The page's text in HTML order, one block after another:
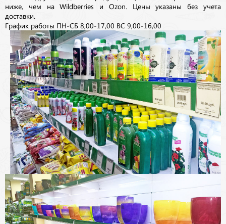
ниже, чем на Wildberries и Ozon. Цены указаны без учета
доставки.
График работы ПН-СБ 8,00-17,00 ВС 9,00-16,00